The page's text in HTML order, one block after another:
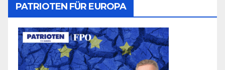
PATRIOTEN FÜR EUROPA